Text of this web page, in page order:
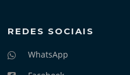
REDES SOCIAIS
WhatsApp